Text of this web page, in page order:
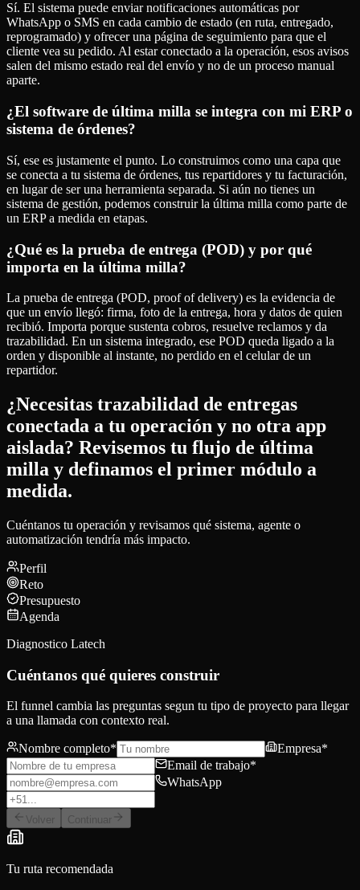
Sí. El sistema puede enviar notificaciones automáticas por
WhatsApp o SMS en cada cambio de estado (en ruta, entregado,
reprogramado) y ofrecer una página de seguimiento para que el
cliente vea su pedido. Al estar conectado a la operación, esos avisos
salen del mismo estado real del envío y no de un proceso manual
aparte.
¿El software de última milla se integra con mi ERP o
sistema de órdenes?
Sí, ese es justamente el punto. Lo construimos como una capa que
se conecta a tu sistema de órdenes, tus repartidores y tu facturación,
en lugar de ser una herramienta separada. Si aún no tienes un
sistema de gestión, podemos construir la última milla como parte de
un ERP a medida en etapas.
¿Qué es la prueba de entrega (POD) y por qué
importa en la última milla?
La prueba de entrega (POD, proof of delivery) es la evidencia de
que un envío llegó: firma, foto de la entrega, hora y datos de quien
recibió. Importa porque sustenta cobros, resuelve reclamos y da
trazabilidad. En un sistema integrado, ese POD queda ligado a la
orden y disponible al instante, no perdido en el celular de un
repartidor.
¿Necesitas trazabilidad de entregas
conectada a tu operación y no otra app
aislada? Revisemos tu flujo de última
milla y definamos el primer módulo a
medida.
Cuéntanos tu operación y revisamos qué sistema, agente o
automatización tendría más impacto.
Perfil
Reto
Presupuesto
Agenda
Diagnostico Latech
Cuéntanos qué quieres construir
El funnel cambia las preguntas segun tu tipo de proyecto para llegar
a una llamada con contexto real.
Nombre completo* Empresa*
Email de trabajo*
WhatsApp
Volver Continuar
Tu ruta recomendada